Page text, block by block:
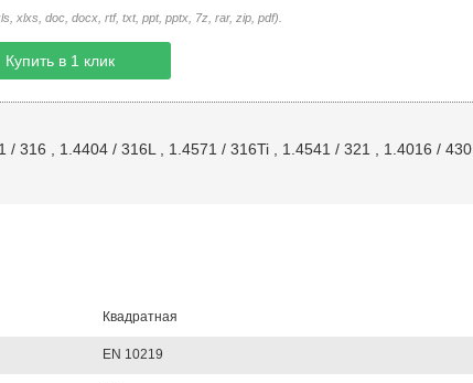
xlxs, doc, docx, rtf, txt, ppt, pptx, 7z, rar, zip, pdf).
Купить в 1 клик
/ 316 1.4404 / 316L 1.4571 / 316Ti, 1.4541 / 321 1.4016 / 430,
Квадратная
EN 10219